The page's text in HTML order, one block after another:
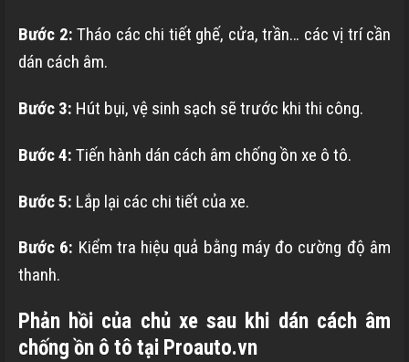
Bước 2: Tháo các chi tiết ghế, cửa, trần… các vị trí cần
dán cách âm.
Bước 3: Hút bụi, vệ sinh sạch sẽ trước khi thi công.
Bước 4: Tiến hành dán cách âm chống ồn xe ô tô.
Bước 5: Lắp lại các chi tiết của xe.
Bước 6: Kiểm tra hiệu quả bằng máy đo cường độ âm
thanh.
Phản hồi của chủ xe sau khi dán cách âm
chống ồn ô tô tại Proauto.vn